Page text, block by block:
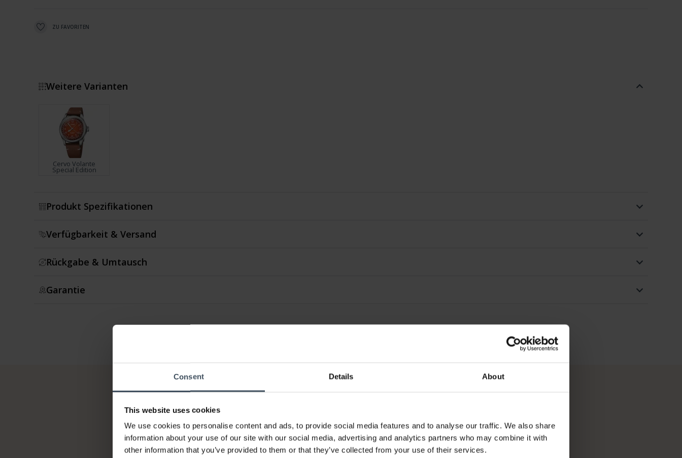
Consent Details About
This website uses cookies
We use cookies to personalise content and ads, to provide social media features and to analyse our traffic. We also share
information about your use of our site with our social media, advertising and analytics partners who may combine it with
other information that you’ve provided to them or that they’ve collected from your use of their services.
ZU FAVORITEN
Weitere Varianten
Cervo Volante
Special Edition
Produkt Spezifikationen
Verfügbarkeit & Versand
Rückgabe & Umtausch
Garantie
Rechnung & Ratenzahlung bis